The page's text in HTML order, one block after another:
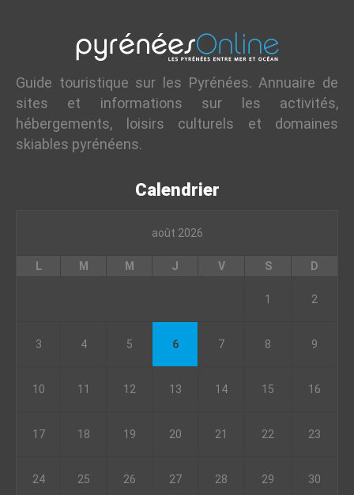
Guide touristique sur les Pyrénées. Annuaire de
sites et informations sur les activités,
hébergements, loisirs culturels et domaines
skiables pyrénéens.
Calendrier
août 2026
L M M J V S D
1 2
3 4 5 6 7 8 9
10 11 12 13 14 15 16
17 18 19 20 21 22 23
24 25 26 27 28 29 30